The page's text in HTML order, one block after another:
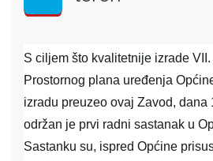
S ciljem što kvalitetnije izrade
Prostornog plana uređenja
izradu preuzeo ovaj Zavod, dana
održan je prvi radni sastanak u
Sastanku su, ispred Općine